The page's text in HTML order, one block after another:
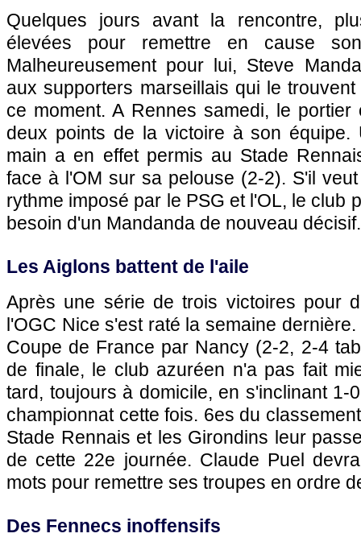
Quelques jours avant la rencontre,
élevées pour remettre en cause
Malheureusement pour lui, Steve
aux supporters marseillais qui le
ce moment. A Rennes samedi, le portier
deux points de la victoire à son équipe.
main a en effet permis au Stade
face à l'OM sur sa pelouse (2-2). S'il
rythme imposé par le PSG et l'OL, le club
besoin d'un Mandanda de nouveau décisif.
Les Aiglons battent de l'aile
Après une série de trois victoires pour
l'OGC Nice s'est raté la semaine
Coupe de France par Nancy (2-2, 2-4
de finale, le club azuréen n'a pas fait
tard, toujours à domicile, en s'inclinant 1-
championnat cette fois. 6es du
Stade Rennais et les Girondins leur
de cette 22e journée. Claude Puel
mots pour remettre ses troupes en ordre
Des Fennecs inoffensifs